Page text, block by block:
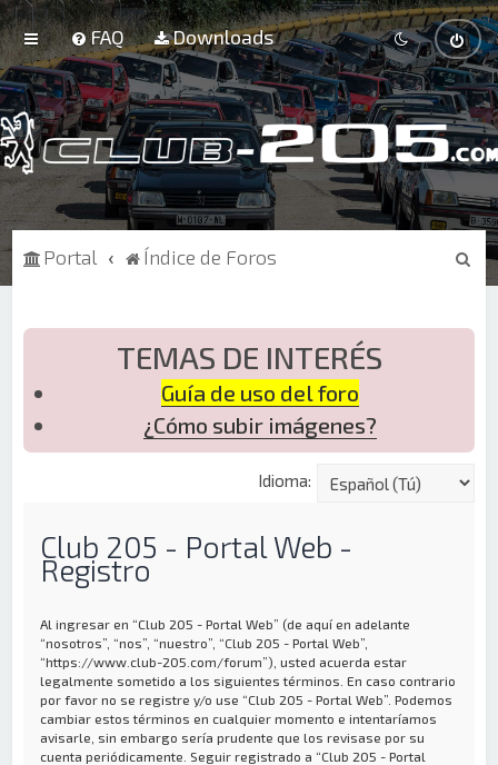
FAQ Downloads
Portal Índice de Foros
B
TEMAS DE INTERÉS
Guía de uso del foro
¿Cómo subir imágenes?
Idioma:
Club 205 - Portal Web -
Registro
Al ingresar en “Club 205 - Portal Web” (de aquí en adelante
“nosotros”, “nos”, “nuestro”, “Club 205 - Portal Web”,
“https://www.club-205.com/forum”), usted acuerda estar
legalmente sometido a los siguientes términos. En caso contrario
por favor no se registre y/o use “Club 205 - Portal Web”. Podemos
cambiar estos términos en cualquier momento e intentaríamos
avisarle, sin embargo sería prudente que los revisase por su
cuenta periódicamente. Seguir registrado a “Club 205 - Portal